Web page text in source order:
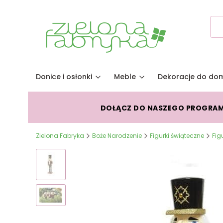
Donice i osłonki Meble Dekoracje do
DOŁĄCZ DO NASZEGO
Zielona Fabryka Boże Narodzenie Figurki świąteczne